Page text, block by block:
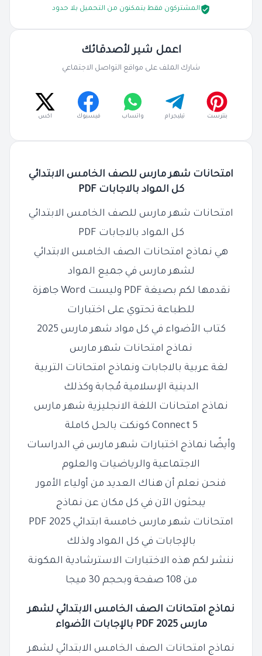
امتحانات شهر مارس للصف الخامس الابتدائي
كل المواد بالاجابات PDF
امتحانات شهر مارس للصف الخامس الابتدائي
كل المواد بالاجابات PDF
هي نماذج امتحانات الصف الخامس الابتدائي
لشهر مارس في جميع المواد
نقدمها لكم بصيغة PDF وليست Word جاهزة
للطباعة تحتوي على اختبارات
كتاب الأضواء في كل مواد شهر مارس 2025
نماذج امتحانات شهر مارس
لغة عربية بالاجابات ونماذج امتحانات التربية
الدينية الإسلامية مُجابة وكذلك
نماذج امتحانات اللغة الانجليزية شهر مارس
Connect 5 كونكت بالحل كاملة
وأيضًا نماذج اختبارات شهر مارس في الدراسات
الاجتماعية والرياضيات والعلوم
فنحن نعلم أن هناك العديد من أولياء الأمور
يبحثون الآن في كل مكان عن نماذج
امتحانات شهر مارس خامسة ابتدائي 2025 PDF
بالإجابات في كل المواد ولذلك
ننشر لكم هذه الاختبارات الاسترشادية المكونة
من 108 صفحة وبحجم 30 ميجا
نماذج امتحانات الصف الخامس الابتدائي لشهر
مارس 2025 PDF بالإجابات الأضواء
نماذج امتحانات الصف الخامس الابتدائي لشهر
المشتركون فقط يتمكنون من التحميل بلا حدود
اعمل شير لأصدقائك
شارك الملف على مواقع التواصل الاجتماعي
بنترست تيليجرام واتساب فيسبوك اكس